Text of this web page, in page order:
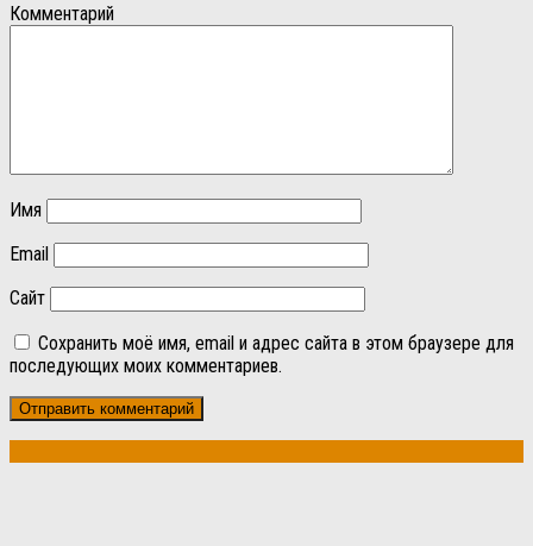
Комментарий
Имя
Email
Сайт
Сохранить моё имя, email и адрес сайта в этом браузере для
последующих моих комментариев.